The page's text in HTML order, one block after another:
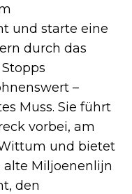
und starte eine
durch das
–
Muss. Sie führt
vorbei, am
und bietet
alte Miljoenenlijn
den